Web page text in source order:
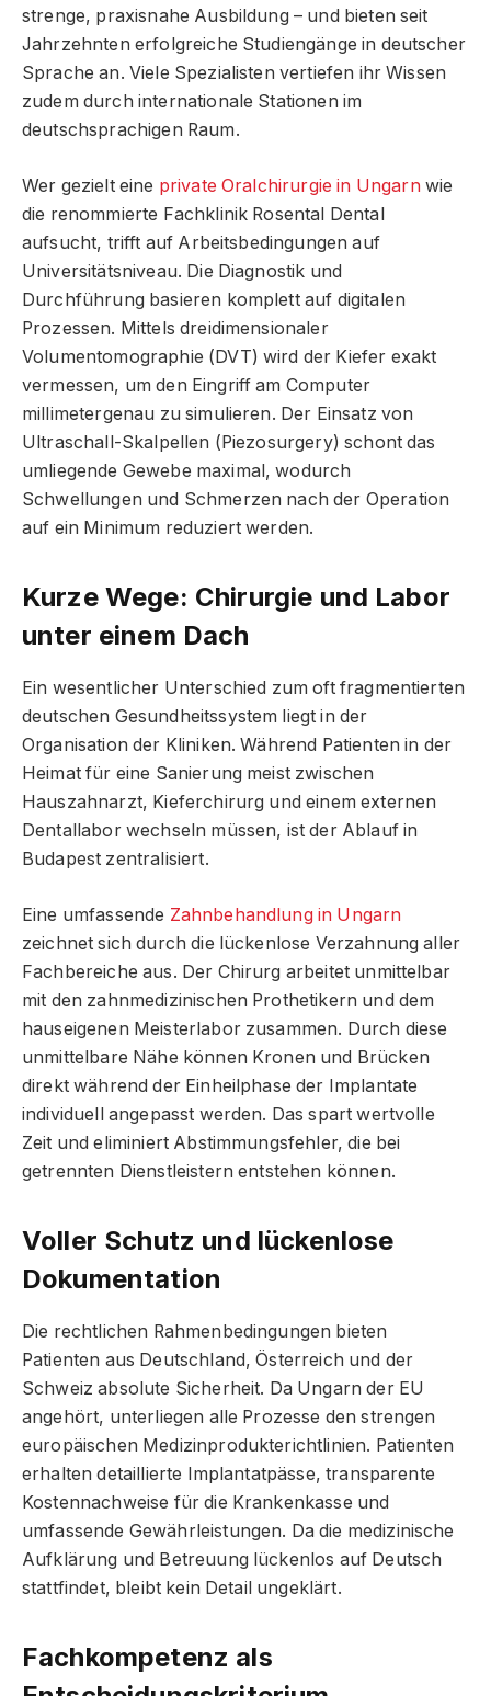
strenge, praxisnahe Ausbildung – und bieten seit
Jahrzehnten erfolgreiche Studiengänge in deutscher
Sprache an. Viele Spezialisten vertiefen ihr Wissen
zudem durch internationale Stationen im
deutschsprachigen Raum.
Wer gezielt eine private Oralchirurgie in Ungarnwie
die renommierte Fachklinik Rosental Dental
aufsucht, trifft auf Arbeitsbedingungen auf
Universitätsniveau. Die Diagnostik und
Durchführung basieren komplett auf digitalen
Prozessen. Mittels dreidimensionaler
Volumentomographie (DVT) wird der Kiefer exakt
vermessen, um den Eingriff am Computer
millimetergenau zu simulieren. Der Einsatz von
Ultraschall-Skalpellen (Piezosurgery) schont das
umliegende Gewebe maximal, wodurch
Schwellungen und Schmerzen nach der Operation
auf ein Minimum reduziert werden.
Kurze Wege: Chirurgie und Labor
unter einem Dach
Ein wesentlicher Unterschied zum oft fragmentierten
deutschen Gesundheitssystem liegt in der
Organisation der Kliniken. Während Patienten in der
Heimat für eine Sanierung meist zwischen
Hauszahnarzt, Kieferchirurg und einem externen
Dentallabor wechseln müssen, ist der Ablauf in
Budapest zentralisiert.
Eine umfassende Zahnbehandlung in Ungarn
zeichnet sich durch die lückenlose Verzahnung aller
Fachbereiche aus. Der Chirurg arbeitet unmittelbar
mit den zahnmedizinischen Prothetikern und dem
hauseigenen Meisterlabor zusammen. Durch diese
unmittelbare Nähe können Kronen und Brücken
direkt während der Einheilphase der Implantate
individuell angepasst werden. Das spart wertvolle
Zeit und eliminiert Abstimmungsfehler, die bei
getrennten Dienstleistern entstehen können.
Voller Schutz und lückenlose
Dokumentation
Die rechtlichen Rahmenbedingungen bieten
Patienten aus Deutschland, Österreich und der
Schweiz absolute Sicherheit. Da Ungarn der EU
angehört, unterliegen alle Prozesse den strengen
europäischen Medizinprodukterichtlinien. Patienten
erhalten detaillierte Implantatpässe, transparente
Kostennachweise für die Krankenkasse und
umfassende Gewährleistungen. Da die medizinische
Aufklärung und Betreuung lückenlos auf Deutsch
stattfindet, bleibt kein Detail ungeklärt.
Fachkompetenz als